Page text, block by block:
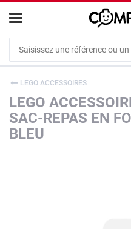
LEGO ACCESSOIRES
LEGO
SAC-REPAS EN
BLEU
Cookies management panel